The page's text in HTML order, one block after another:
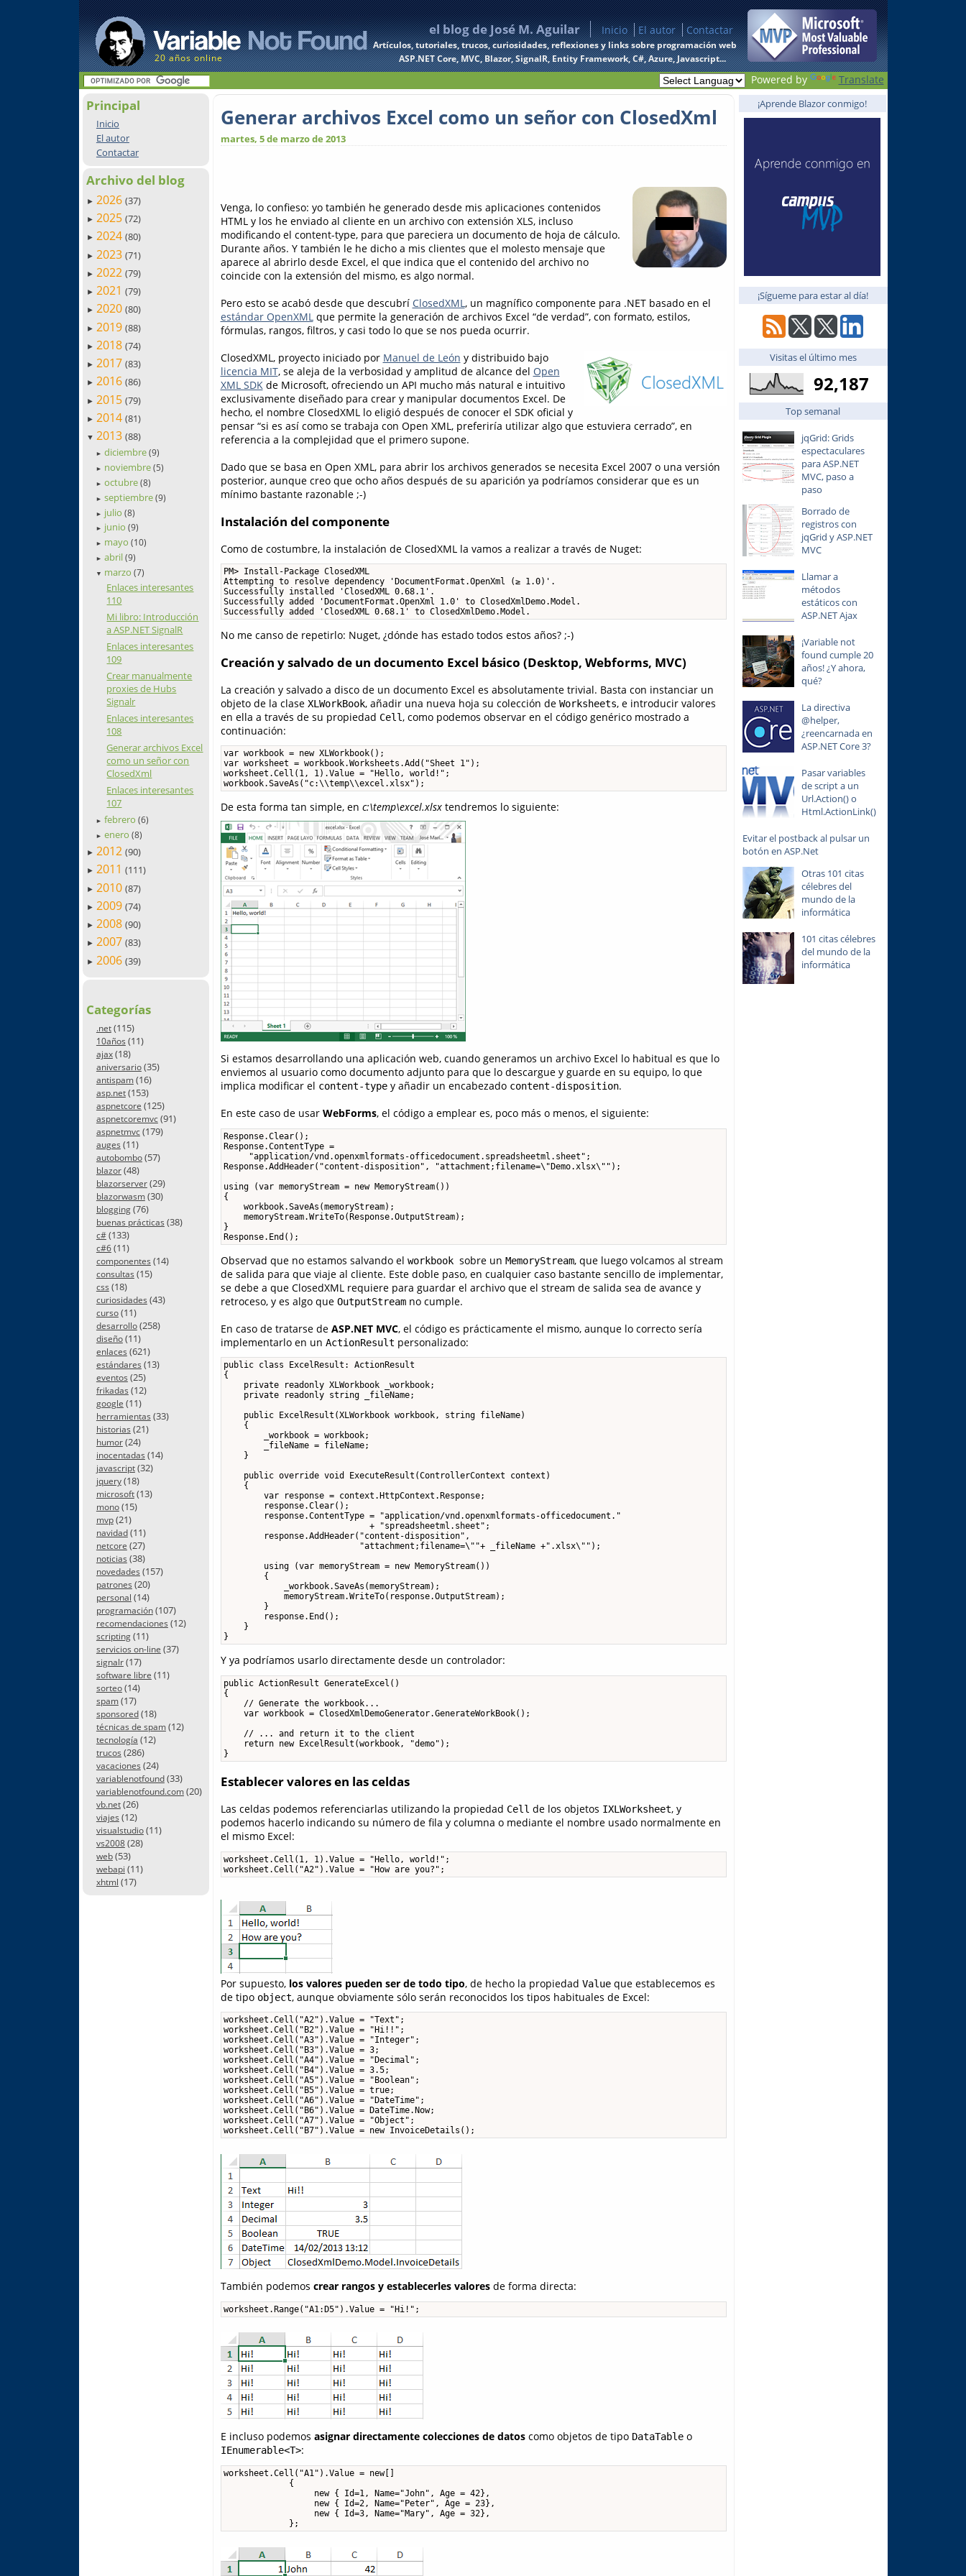
20 años online
el blog de José M. Aguilar Inicio El autor Contactar
Artículos, tutoriales, trucos, curiosidades, reflexiones y links sobre programación web
ASP.NET Core, MVC, Blazor, SignalR, Entity Framework, C#, Azure, Javascript...
Powered by Translate
Principal
Inicio
El autor
Contactar
Archivo del blog
► 2026 (37)
► 2025 (72)
► 2024 (80)
► 2023 (71)
► 2022 (79)
► 2021 (79)
► 2020 (80)
► 2019 (88)
► 2018 (74)
► 2017 (83)
► 2016 (86)
► 2015 (79)
► 2014 (81)
▼ 2013 (88)
► diciembre(9)
► noviembre(5)
► octubre(8)
► septiembre(9)
► julio(8)
► junio(9)
► mayo(10)
► abril(9)
▼ marzo(7)
Enlaces interesantes
110
Mi libro: Introducción
a ASP.NET SignalR
Enlaces interesantes
109
Crear manualmente
proxies de Hubs
Signalr
Enlaces interesantes
108
Generar archivos Excel
como un señor con
ClosedXml
Enlaces interesantes
107
► febrero(6)
► enero(8)
► 2012 (90)
► 2011 (111)
► 2010 (87)
► 2009 (74)
► 2008 (90)
► 2007 (83)
► 2006 (39)
Categorías
.net(115)
10años (11)
ajax(18)
aniversario(35)
antispam(16)
asp.net(153)
aspnetcore (125)
aspnetcoremvc(91)
aspnetmvc(179)
auges (11)
autobombo(57)
blazor(48)
blazorserver(29)
blazorwasm(30)
blogging(76)
buenas prácticas (38)
c#(133)
c#6(11)
componentes (14)
consultas (15)
css (18)
curiosidades (43)
curso(11)
desarrollo(258)
diseño(11)
enlaces (621)
estándares (13)
eventos (25)
frikadas (12)
google (11)
herramientas (33)
historias (21)
humor(24)
inocentadas (14)
javascript(32)
jquery(18)
microsoft(13)
mono(15)
mvp(21)
navidad(11)
netcore (27)
noticias (38)
novedades (157)
patrones (20)
personal (14)
programación(107)
recomendaciones (12)
scripting(11)
servicios on-line (37)
signalr(17)
software libre (11)
sorteo(14)
spam(17)
sponsored(18)
técnicas de spam(12)
tecnología (12)
trucos (286)
vacaciones (24)
variablenotfound(33)
variablenotfound.com(20)
vb.net(26)
viajes (12)
visualstudio(11)
vs2008(28)
web(53)
webapi (11)
xhtml (17)
Generar archivos Excel como un señor con ClosedXml
martes, 5 de marzo de 2013
Venga, lo confieso: yo también he generado desde mis aplicaciones contenidos
HTML y los he enviado al cliente en un archivo con extensión XLS, incluso
modificando el content-type, para que pareciera un documento de hoja de cálculo.
Durante años. Y también le he dicho a mis clientes que el molesto mensaje que
aparece al abrirlo desde Excel, el que indica que el contenido del archivo no
coincide con la extensión del mismo, es algo normal.
Pero esto se acabó desde que descubrí ClosedXML, un magnífico componente para .NET basado en el
estándar OpenXMLque permite la generación de archivos Excel “de verdad”, con formato, estilos,
fórmulas, rangos, filtros, y casi todo lo que se nos pueda ocurrir.
ClosedXML, proyecto iniciado por Manuel de León y distribuido bajo
licencia MIT, se aleja de la verbosidad y amplitud de alcance del Open
XML SDKde Microsoft, ofreciendo un API mucho más natural e intuitivo
exclusivamente diseñado para crear y manipular documentos Excel. De
hecho, el nombre ClosedXML lo eligió después de conocer el SDK oficial y
pensar “si es así como se trabaja con Open XML, preferiría utilizar algo que estuviera cerrado”, en
referencia a la complejidad que el primero supone.
Dado que se basa en Open XML, para abrir los archivos generados se necesita Excel 2007 o una versión
posterior, aunque creo que ocho años después de su aparición ya podríamos considerar que es un
mínimo bastante razonable ;-)
Instalación del componente
Como de costumbre, la instalación de ClosedXML la vamos a realizar a través de Nuget:
PM> Install-Package ClosedXML
Attempting to resolve dependency 'DocumentFormat.OpenXml (≥ 1.0)'.
Successfully installed 'ClosedXML 0.68.1'.
Successfully added 'DocumentFormat.OpenXml 1.0' to ClosedXmlDemo.Model.
Successfully added 'ClosedXML 0.68.1' to ClosedXmlDemo.Model.
No me canso de repetirlo: Nuget, ¿dónde has estado todos estos años? ;-)
Creación y salvado de un documento Excel básico (Desktop, Webforms, MVC)
La creación y salvado a disco de un documento Excel es absolutamente trivial. Basta con instanciar un
objeto de la clase XLWorkBook, añadir una nueva hoja su colección de Worksheets, e introducir valores
en ella a través de su propiedad Cell , como podemos observar en el código genérico mostrado a
continuación:
var workbook = new XLWorkbook();
var worksheet = workbook.Worksheets.Add("Sheet 1");
worksheet.Cell(1, 1).Value = "Hello, world!";
workbook.SaveAs("c:\\temp\\excel.xlsx");
De esta forma tan simple, en c:\temp\excel.xlsxtendremos lo siguiente:
Si estamos desarrollando una aplicación web, cuando generamos un archivo Excel lo habitual es que lo
enviemos al usuario como documento adjunto para que lo descargue y guarde en su equipo, lo que
implica modificar el content-typey añadir un encabezado content-disposition.
En este caso de usar WebForms, el código a emplear es, poco más o menos, el siguiente:
Response.Clear();
Response.ContentType =
     "application/vnd.openxmlformats-officedocument.spreadsheetml.sheet";
Response.AddHeader("content-disposition", "attachment;filename=\"Demo.xlsx\"");
using (var memoryStream = new MemoryStream())
{
    workbook.SaveAs(memoryStream);
    memoryStream.WriteTo(Response.OutputStream);
}
Response.End();
Observad que no estamos salvando el workbooksobre un MemoryStream, que luego volcamos al stream
de salida para que viaje al cliente. Este doble paso, en cualquier caso bastante sencillo de implementar,
se debe a que ClosedXML requiere para guardar el archivo que el stream de salida sea de avance y
retroceso, y es algo que OutputStreamno cumple.
En caso de tratarse de ASP.NET MVC, el código es prácticamente el mismo, aunque lo correcto sería
implementarlo en un ActionResult personalizado:
public class ExcelResult: ActionResult
{
    private readonly XLWorkbook _workbook;
    private readonly string _fileName;
    public ExcelResult(XLWorkbook workbook, string fileName)
    {
        _workbook = workbook;
        _fileName = fileName;
    }
    public override void ExecuteResult(ControllerContext context)
    {
        var response = context.HttpContext.Response;
        response.Clear();
        response.ContentType = "application/vnd.openxmlformats-officedocument."
                             + "spreadsheetml.sheet";
        response.AddHeader("content-disposition",
                           "attachment;filename=\""+ _fileName +".xlsx\"");
        using (var memoryStream = new MemoryStream())
        {
            _workbook.SaveAs(memoryStream);
            memoryStream.WriteTo(response.OutputStream);
        }
        response.End();
    }
}
Y ya podríamos usarlo directamente desde un controlador:
public ActionResult GenerateExcel()
{
    // Generate the workbook...
    var workbook = ClosedXmlDemoGenerator.GenerateWorkBook();
    // ... and return it to the client
    return new ExcelResult(workbook, "demo");
}
Establecer valores en las celdas
Las celdas podemos referenciarlas utilizando la propiedad Cell de los objetos IXLWorksheet, y
podemos hacerlo indicando su número de fila y columna o mediante el nombre usado normalmente en
el mismo Excel:
worksheet.Cell(1, 1).Value = "Hello, world!";
worksheet.Cell("A2").Value = "How are you?";
Por supuesto, los valores pueden ser de todo tipo, de hecho la propiedad Valueque establecemos es
de tipo object, aunque obviamente sólo serán reconocidos los tipos habituales de Excel:
worksheet.Cell("A2").Value = "Text";
worksheet.Cell("B2").Value = "Hi!!";
worksheet.Cell("A3").Value = "Integer";
worksheet.Cell("B3").Value = 3;
worksheet.Cell("A4").Value = "Decimal";
worksheet.Cell("B4").Value = 3.5;
worksheet.Cell("A5").Value = "Boolean";
worksheet.Cell("B5").Value = true;
worksheet.Cell("A6").Value = "DateTime";
worksheet.Cell("B6").Value = DateTime.Now;
worksheet.Cell("A7").Value = "Object";
worksheet.Cell("B7").Value = new InvoiceDetails();
También podemos crear rangos y establecerles valores de forma directa:
worksheet.Range("A1:D5").Value = "Hi!";
E incluso podemos asignar directamente colecciones de datoscomo objetos de tipo DataTableo
IEnumerable<T>:
worksheet.Cell("A1").Value = new[]
             {
                  new { Id=1, Name="John", Age = 42},
                  new { Id=2, Name="Peter", Age = 23},
                  new { Id=3, Name="Mary", Age = 32},
             };
¡Aprende Blazor conmigo!
¡Sígueme para estar al día!
Visitas el último mes
92,187
Top semanal
jqGrid: Grids
espectaculares
para ASP.NET
MVC, paso a
paso
Borrado de
registros con
jqGrid y ASP.NET
MVC
Llamar a
métodos
estáticos con
ASP.NET Ajax
¡Variable not
found cumple 20
años! ¿Y ahora,
qué?
La directiva
@helper,
¿reencarnada en
ASP.NET Core 3?
Pasar variables
de script a un
Url.Action() o
Html.ActionLink()
Evitar el postback al pulsar un
botón en ASP.Net
Otras 101 citas
célebres del
mundo de la
informática
101 citas célebres
del mundo de la
informática